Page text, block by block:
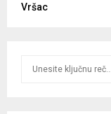
Vršac